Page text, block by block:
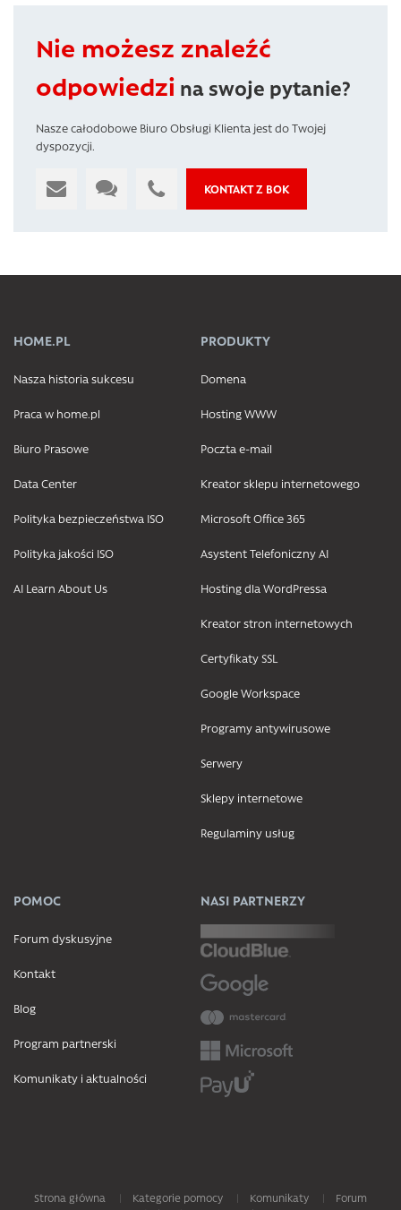
Nie możesz znaleźć
odpowiedzi na swoje pytanie?
Nasze całodobowe Biuro Obsługi Klienta jest do Twojej
dyspozycji.
KONTAKT Z BOK
HOME.PL
Nasza historia sukcesu
Praca w home.pl
Biuro Prasowe
Data Center
Polityka bezpieczeństwa ISO
Polityka jakości ISO
AI Learn About Us
PRODUKTY
Domena
Hosting WWW
Poczta e-mail
Kreator sklepu internetowego
Microsoft Office 365
Asystent Telefoniczny AI
Hosting dla WordPressa
Kreator stron internetowych
Certyfikaty SSL
Google Workspace
Programy antywirusowe
Serwery
Sklepy internetowe
Regulaminy usług
POMOC
Forum dyskusyjne
Kontakt
Blog
Program partnerski
Komunikaty i aktualności
NASI PARTNERZY
Strona główna Kategorie pomocy Komunikaty
Forum